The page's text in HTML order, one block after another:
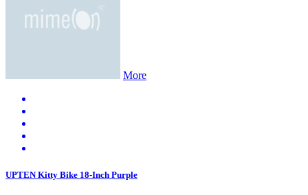
More
UPTEN Kitty Bike 18-Inch Purple